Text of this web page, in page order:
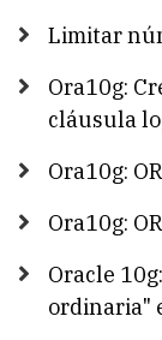
Limitar
Ora10g:
cláusula
Ora10g:
Ora10g:
Oracle
ordinaria"